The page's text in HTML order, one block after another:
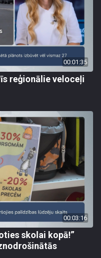
00:01:35
reģionālie veloceļi
00:03:16
skolai kopā!”